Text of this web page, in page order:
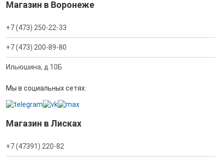
Магазин в Воронеже
+7 (473) 250-22-33
+7 (473) 200-89-80
Ильюшина, д.10Б
Мы в социальных сетях:
Магазин в Лисках
+7 (47391) 220-82